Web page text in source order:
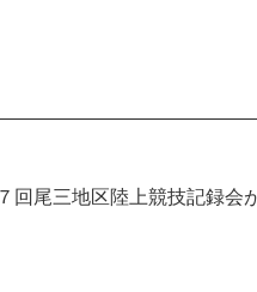
尾三地区陸上競技記録会